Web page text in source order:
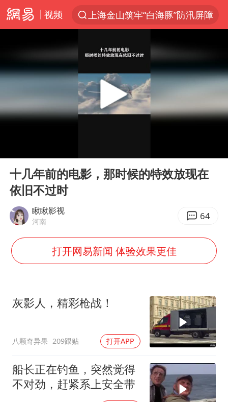
视频
上海金山筑牢“白海豚”防汛屏障
于东来回应胖东来近25年老店年底关闭
《披荆斩棘2026》阵容官宣
全球最大级别运输船通过长江大桥
国足U17与阿森纳决赛取消 并列冠军
新疆一婚礼线上邀请引热议
存款市场为何两极分化
云南一男子胃中取出180颗铁钉
以军士兵把枪口对准中国记者
总书记点赞的非遗苗绣焕发新生机
Play
十几年前的电影，那时候的特效放现在
依旧不过时
瞅瞅影视
河南 64
打开网易新闻 体验效果更佳
灰影人，精彩枪战！
八颗奇异果 209跟贴 打开APP
船长正在钓鱼，突然觉得
不对劲，赶紧系上安全带